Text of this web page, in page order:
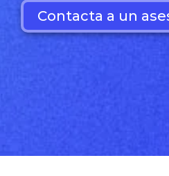
Contacta a un